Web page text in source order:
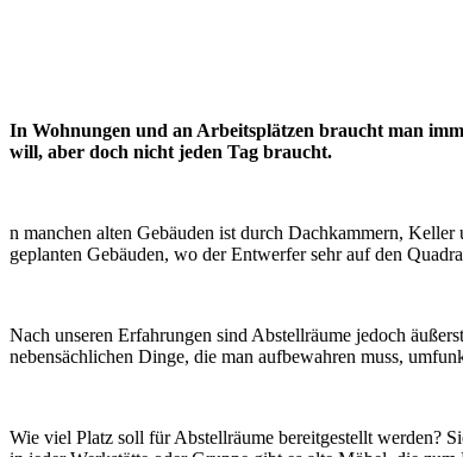
In Wohnungen und an Arbeitsplätzen braucht man
will, aber doch nicht jeden Tag braucht.
n manchen alten Gebäuden ist durch Dachkammern,
geplanten Gebäuden, wo der Entwerfer sehr auf den
Nach unseren Erfahrungen sind Abstellräume jedoch
nebensächlichen Dinge, die man aufbewahren muss,
Wie viel Platz soll für Abstellräume bereitgestellt werden?